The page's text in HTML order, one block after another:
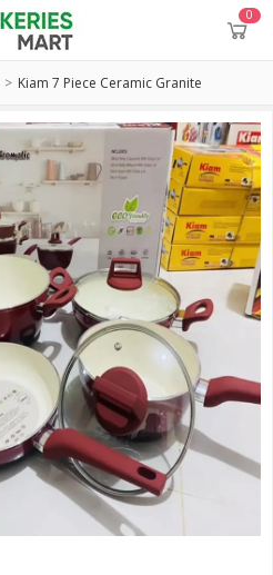
0
Kiam 7 Piece Ceramic Granite